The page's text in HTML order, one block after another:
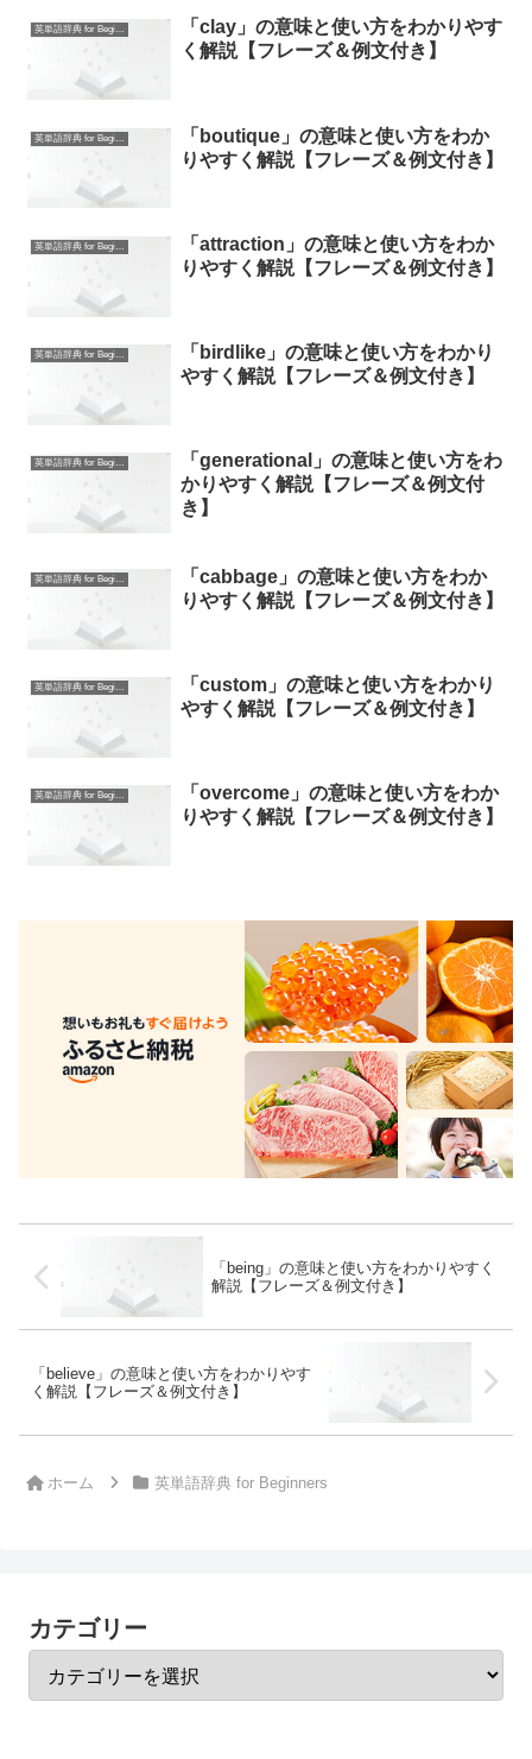
英単語辞典 for Beginners
「clay」の意味と使い方をわかりやす
く解説【フレーズ＆例文付き】
英単語辞典 for Beginners
「boutique」の意味と使い方をわか
りやすく解説【フレーズ＆例文付き】
英単語辞典 for Beginners
「attraction」の意味と使い方をわか
りやすく解説【フレーズ＆例文付き】
英単語辞典 for Beginners
「birdlike」の意味と使い方をわかり
やすく解説【フレーズ＆例文付き】
英単語辞典 for Beginners
「generational」の意味と使い方をわ
かりやすく解説【フレーズ＆例文付
き】
英単語辞典 for Beginners
「cabbage」の意味と使い方をわか
りやすく解説【フレーズ＆例文付き】
英単語辞典 for Beginners
「custom」の意味と使い方をわかり
やすく解説【フレーズ＆例文付き】
英単語辞典 for Beginners
「overcome」の意味と使い方をわか
りやすく解説【フレーズ＆例文付き】
「being」の意味と使い方をわかりやすく
解説【フレーズ＆例文付き】
「believe」の意味と使い方をわかりやす
く解説【フレーズ＆例文付き】
ホーム 英単語辞典 for Beginners
カテゴリー